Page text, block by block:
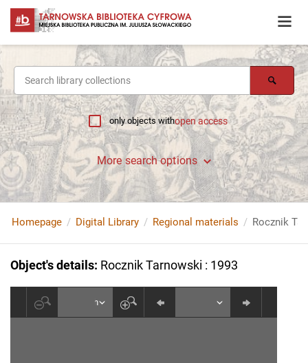
only objects withopen access
More search options
Homepage Digital Library Regional materials Rocznik
Object's details: Rocznik Tarnowski : 1993